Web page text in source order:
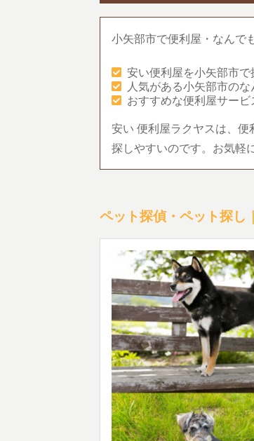
小矢部市で便利屋・なんで
安い便利屋を小矢部市で
人気がある小矢部市の
おすすめな便利屋サービ
安い 便利屋ラクヤスは、
探しやすいのです。お気軽
ペット探偵・ペット探し